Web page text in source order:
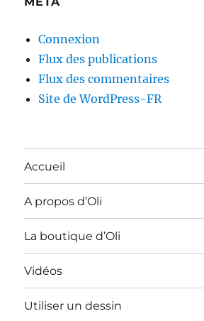
Connexion
Flux des publications
Flux des commentaires
Site de WordPress-FR
Accueil
A propos d’Oli
La boutique d’Oli
Vidéos
Utiliser un dessin